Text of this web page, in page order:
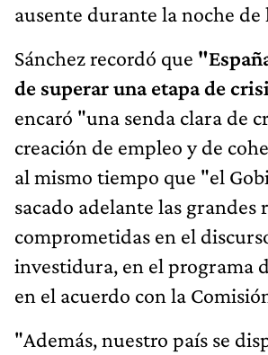
ausente durante la noche de
Sánchez recordó que
de superar una etapa de
encaró "una senda clara de
creación de empleo y de
al mismo tiempo que "el
sacado adelante las grandes
comprometidas en el
investidura, en el programa
en el acuerdo con la
"Además, nuestro país se